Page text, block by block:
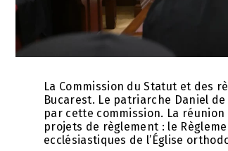
La Commission du Statut et des
Bucarest. Le patriarche Daniel
par cette commission. La
projets de règlement : le
ecclésiastiques de l’Église